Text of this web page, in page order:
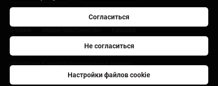
Согласиться
Не согласиться
Настройки файлов cookie
Настройки файлов cookie
Developers Portal (PSD2)